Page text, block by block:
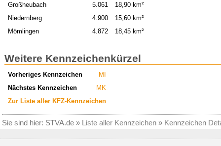
Großheubach
5.061
18,90 km²
Niedernberg
4.900
15,60 km²
Mömlingen
4.872 18,45 km²
Weitere Kennzeichenkürzel
Vorheriges Kennzeichen
MI
Nächstes Kennzeichen
MK
Zur Liste aller KFZ-Kennzeichen
Sie sind hier: STVA.de » Liste aller Kennzeichen » Kennzeichen